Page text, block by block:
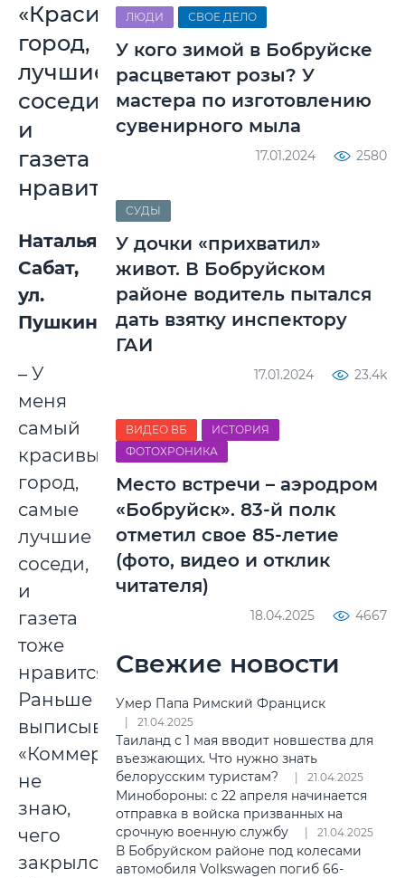
«Красивый
город,
лучшие
соседи,
и
газета
нравится»
Наталья
Сабат,
ул.
Пушкина:
– У
меня
самый
красивый
город,
самые
лучшие
соседи,
и
газета
тоже
нравится!
Раньше
выписывала
«Коммерческий»,
не
знаю,
чего
закрылся.
ЛЮДИ СВОЕ ДЕЛО
У кого зимой в Бобруйске
расцветают розы? У
мастера по изготовлению
сувенирного мыла
17.01.2024 2580
СУДЫ
У дочки «прихватил»
живот. В Бобруйском
районе водитель пытался
дать взятку инспектору
ГАИ
17.01.2024 23.4k
ВИДЕО ВБ
ИСТОРИЯ
ФОТОХРОНИКА
Место встречи – аэродром
«Бобруйск». 83-й полк
отметил свое 85-летие
(фото, видео и отклик
читателя)
18.04.2025 4667
Свежие новости
Умер Папа Римский Франциск
21.04.2025
Таиланд с 1 мая вводит новшества для
въезжающих. Что нужно знать
белорусским туристам?
21.04.2025
Минобороны: с 22 апреля начинается
отправка в войска призванных на
срочную военную службу
21.04.2025
В Бобруйском районе под колесами
автомобиля Volkswagen погиб 66-